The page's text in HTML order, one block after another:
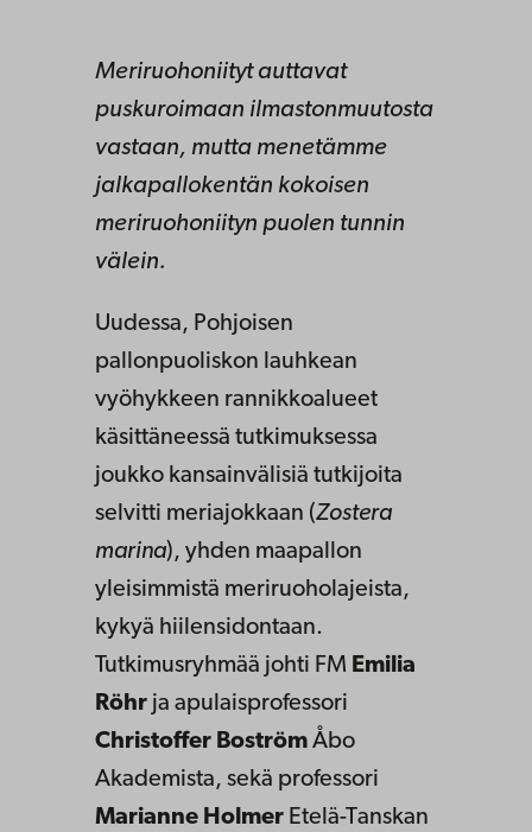
Meriruohoniityt auttavat
puskuroimaan ilmastonmuutosta
vastaan, mutta menetämme
jalkapallokentän kokoisen
meriruohoniityn puolen tunnin
välein.
Uudessa, Pohjoisen
pallonpuoliskon lauhkean
vyöhykkeen rannikkoalueet
käsittäneessä tutkimuksessa
joukko kansainvälisiä tutkijoita
selvitti meriajokkaan (Zostera
marina), yhden maapallon
yleisimmistä meriruoholajeista,
kykyä hiilensidontaan.
Tutkimusryhmää johti FM Emilia
Röhr ja apulaisprofessori
Christoffer Boström Åbo
Akademista, sekä professori
Marianne Holmer Etelä-Tanskan